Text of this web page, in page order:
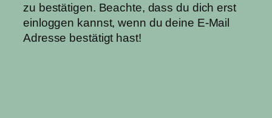
zu bestätigen. Beachte, dass du dich erst
einloggen kannst, wenn du deine E-Mail
Adresse bestätigt hast!